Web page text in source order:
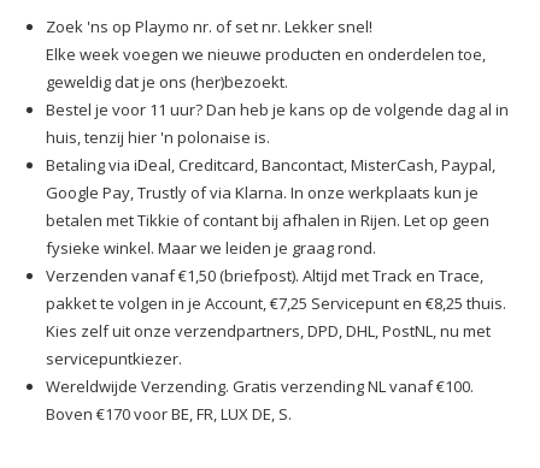
Zoek 'ns op Playmo nr. of set nr. Lekker snel!
Elke week voegen we nieuwe producten en onderdelen toe,
geweldig dat je ons (her)bezoekt.
Bestel je voor 11 uur? Dan heb je kans op de volgende dag al in
huis, tenzij hier 'n polonaise is.
Betaling via iDeal, Creditcard, Bancontact, MisterCash, Paypal,
Google Pay, Trustly of via Klarna. In onze werkplaats kun je
betalen met Tikkie of contant bij afhalen in Rijen. Let op geen
fysieke winkel. Maar we leiden je graag rond.
Verzenden vanaf €1,50 (briefpost). Altijd met Track en Trace,
pakket te volgen in je Account, €7,25 Servicepunt en €8,25 thuis.
Kies zelf uit onze verzendpartners, DPD, DHL, PostNL, nu met
servicepuntkiezer.
Wereldwijde Verzending. Gratis verzending NL vanaf €100.
Boven €170 voor BE, FR, LUX DE, S.